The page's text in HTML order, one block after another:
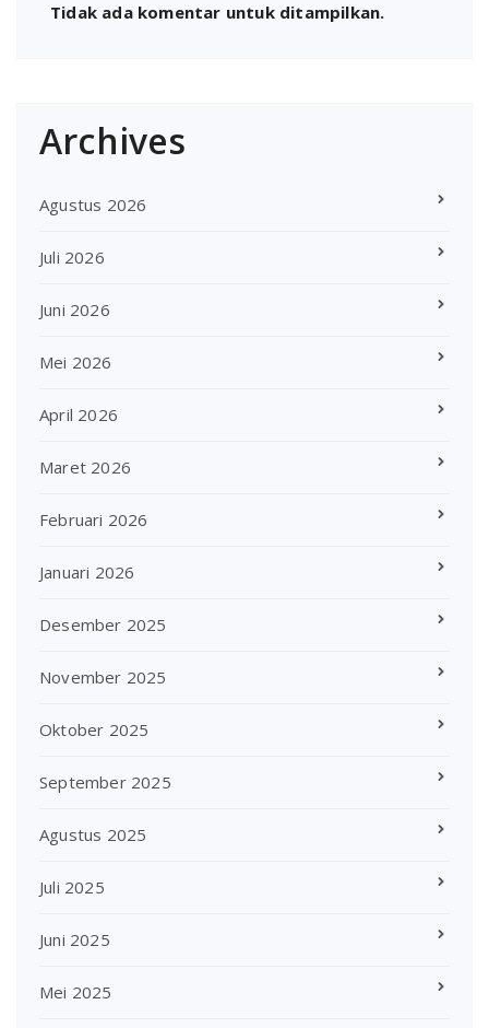
Tidak ada komentar untuk ditampilkan.
Archives
Agustus 2026
Juli 2026
Juni 2026
Mei 2026
April 2026
Maret 2026
Februari 2026
Januari 2026
Desember 2025
November 2025
Oktober 2025
September 2025
Agustus 2025
Juli 2025
Juni 2025
Mei 2025